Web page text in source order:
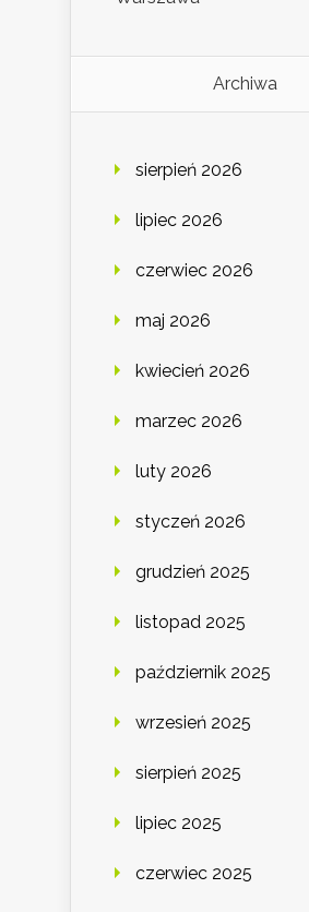
Archiwa
sierpień 2026
lipiec 2026
czerwiec 2026
maj 2026
kwiecień 2026
marzec 2026
luty 2026
styczeń 2026
grudzień 2025
listopad 2025
październik 2025
wrzesień 2025
sierpień 2025
lipiec 2025
czerwiec 2025